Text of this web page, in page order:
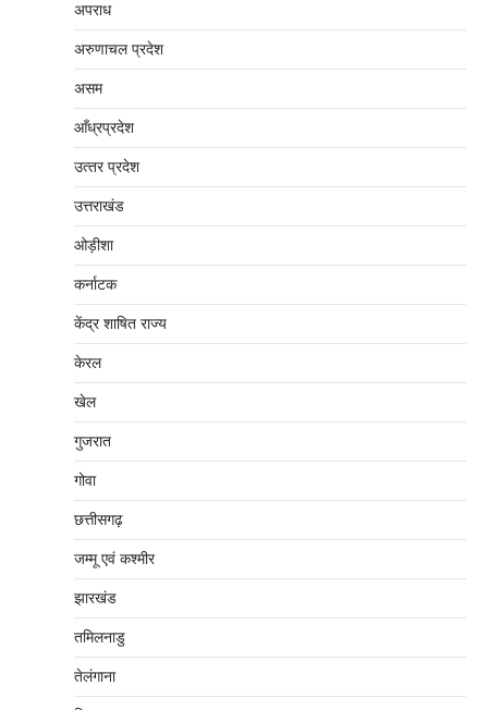
अपराध
अरुणाचल प्रदेश
असम
आँध्रप्रदेश
उत्‍तर प्रदेश
उत्तराखंड
ओड़ीशा
कर्नाटक
केंद्र शाषित राज्य
केरल
खेल
गुजरात
गोवा
छत्तीसगढ़
जम्‍मू एवं कश्‍मीर
झारखंड
तमिलनाडु
तेलंगाना